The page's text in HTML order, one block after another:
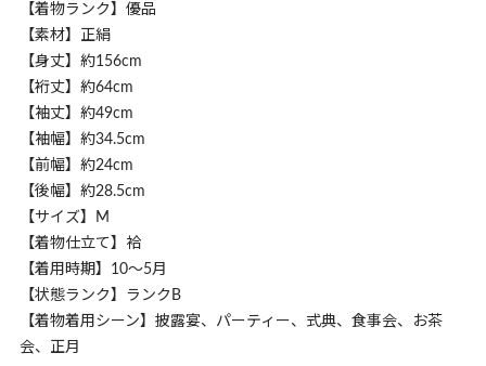
【着物ランク】優品
【素材】正絹
【身丈】約156cm
【裄丈】約64cm
【袖丈】約49cm
【袖幅】約34.5cm
【前幅】約24cm
【後幅】約28.5cm
【サイズ】M
【着物仕立て】袷
【着用時期】10～5月
【状態ランク】ランクB
【着物着用シーン】披露宴、パーティー、式典、食事会、お茶
会、正月